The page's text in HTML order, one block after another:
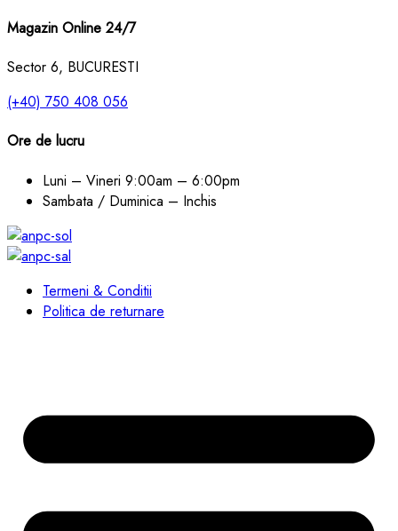
Magazin Online 24/7
Sector 6, BUCURESTI
(+40) 750 408 056
Ore de lucru
Luni – Vineri 9:00am – 6:00pm
Sambata / Duminica – Inchis
Termeni & Conditii
Politica de returnare